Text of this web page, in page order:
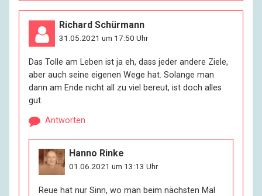
R: Das lässt sich nicht trennen. Die Gesellschaft besteht
ja aus Privatpersonen.
Personen. Und wenn ich mich hier selber offenbare,
dann geschieht das nicht nur, weil ich so gern rede
oder weil ich so was Wichtiges zu sagen habe,
sondern ganz egoistisch, weil ich die Kunst des
Alleinseins immer noch nicht so richtig beherrsche.
Ist das Alleinsein das Schwerste?
Richard Schürmann
31.05.2021 um 17:50 Uhr
Das Tolle am Leben ist ja eh, dass jeder andere Ziele,
aber auch seine eigenen Wege hat. Solange man
dann am Ende nicht all zu viel bereut, ist doch alles
gut.
Antworten
Hanno Rinke
01.06.2021 um 13:13 Uhr
Reue hat nur Sinn, wo man beim nächsten Mal